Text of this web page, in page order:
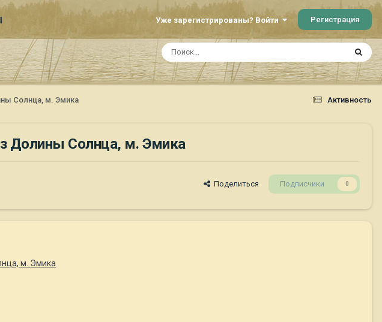
Уже зарегистрированы? Войти Регистрация
Активность
Солнца, м. Эмика
Долины Солнца, м. Эмика
Поделиться Подписчики 0
м. Эмика